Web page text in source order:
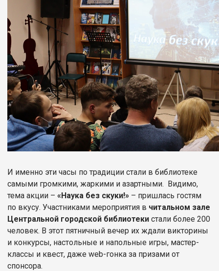
И именно эти часы по традиции стали в библиотеке
самыми громкими, жаркими и азартными. Видимо,
тема акции – «Наука без скуки!» – пришлась гостям
по вкусу. Участниками мероприятия в читальном зале
Центральной городской библиотеки стали более 200
человек. В этот пятничный вечер их ждали викторины
и конкурсы, настольные и напольные игры, мастер-
классы и квест, даже web-гонка за призами от
спонсора.